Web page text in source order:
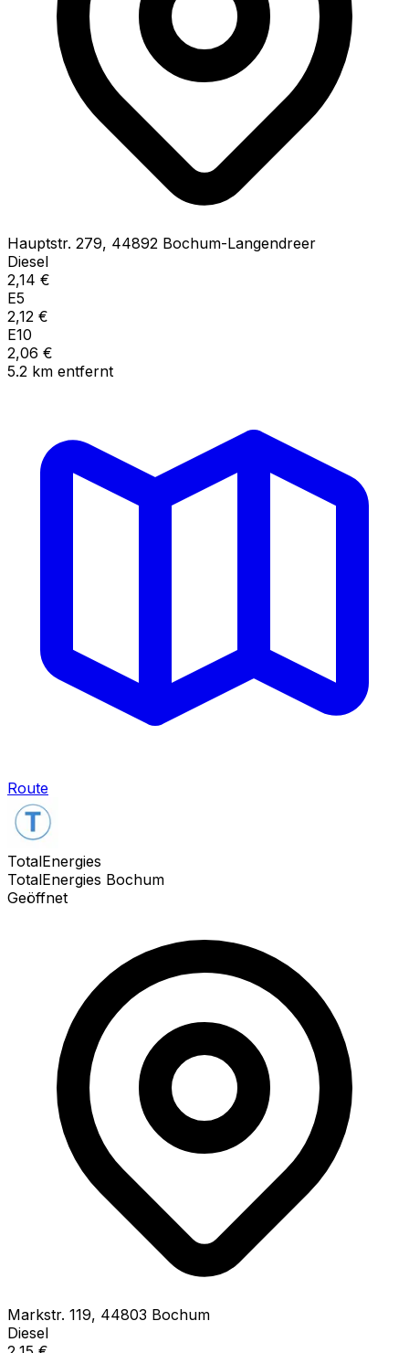
Hauptstr. 279, 44892 Bochum-Langendreer
Diesel
2,14 €
E5
2,12 €
E10
2,06 €
5.2 km entfernt
Route
TotalEnergies
TotalEnergies Bochum
Geöffnet
Markstr. 119, 44803 Bochum
Diesel